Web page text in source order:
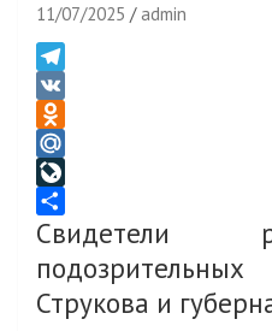
11/07/2025 admin
T
e
l
e
g
r
V
K
O
d
n
o
a
M
a
i
R
L
i
J
О
р
Свидетели
Струкова и